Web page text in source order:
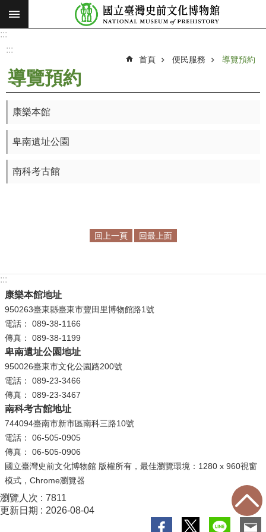
跳到主要內容區塊
搜
願
使
新
學
習
索
認
識
我
們
便
民
服
務
性
別
:::
:::
首頁 便民服務 導覽預約
導覽預約
康樂本館
卑南遺址公園
南科考古館
回上一頁 回最上面
:::
康樂本館地址
950263臺東縣臺東市豐田里博物館路1號
電話： 089-38-1166
傳真： 089-38-1199
卑南遺址公園地址
950026臺東市文化公園路200號
電話： 089-23-3466
傳真： 089-23-3467
南科考古館地址
744094臺南市新市區南科三路10號
電話： 06-505-0905
傳真： 06-505-0906
國立臺灣史前文化博物館 版權所有，最佳瀏覽環境：1280 x 960視窗
模式，Chrome瀏覽器
瀏覽人次
7811
更新日期
2026-08-04